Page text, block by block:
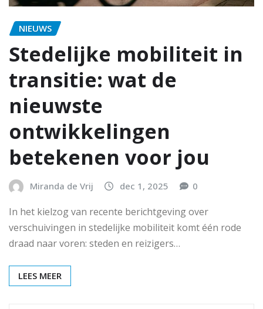
NIEUWS
Stedelijke mobiliteit in
transitie: wat de
nieuwste
ontwikkelingen
betekenen voor jou
Miranda de Vrij dec 1, 2025 0
In het kielzog van recente berichtgeving over
verschuivingen in stedelijke mobiliteit komt één rode
draad naar voren: steden en reizigers…
LEES MEER